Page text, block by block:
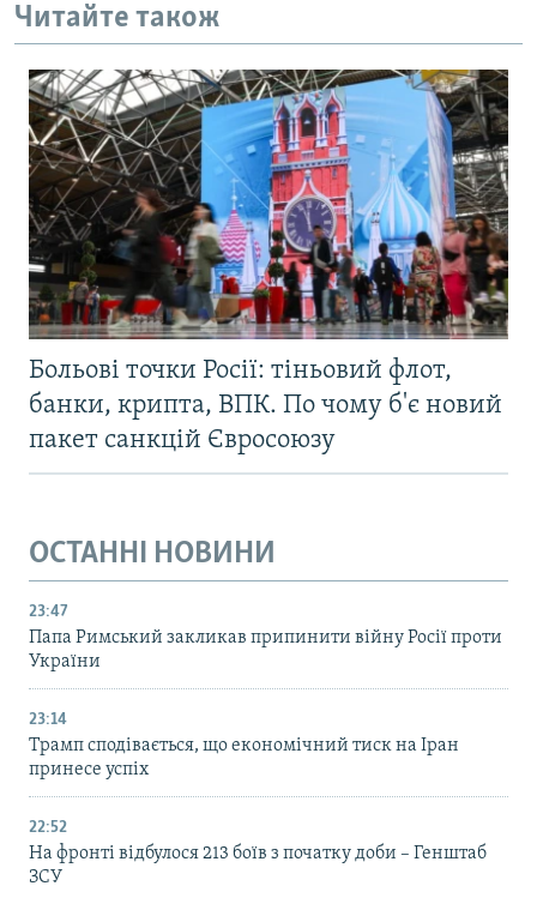
Читайте також
Больові точки Росії: тіньовий флот,
банки, крипта, ВПК. По чому б'є новий
пакет санкцій Євросоюзу
ОСТАННІ НОВИНИ
23:47
Папа Римський закликав припинити війну Росії проти
України
23:14
Трамп сподівається, що економічний тиск на Іран
принесе успіх
22:52
На фронті відбулося 213 боїв з початку доби – Генштаб
ЗСУ